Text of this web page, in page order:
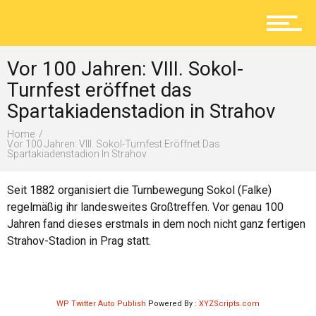
Lokal
Ratgeber
Service
Vor 100 Jahren: VIII. Sokol-
Turnfest eröffnet das
Spartakiadenstadion in Strahov
Home
Vor 100 Jahren: VIII. Sokol-Turnfest Eröffnet Das
Spartakiadenstadion In Strahov
Seit 1882 organisiert die Turnbewegung Sokol (Falke)
regelmäßig ihr landesweites Großtreffen. Vor genau 100
Jahren fand dieses erstmals in dem noch nicht ganz fertigen
Strahov-Stadion in Prag statt.
WP Twitter Auto Publish Powered By : XYZScripts.com